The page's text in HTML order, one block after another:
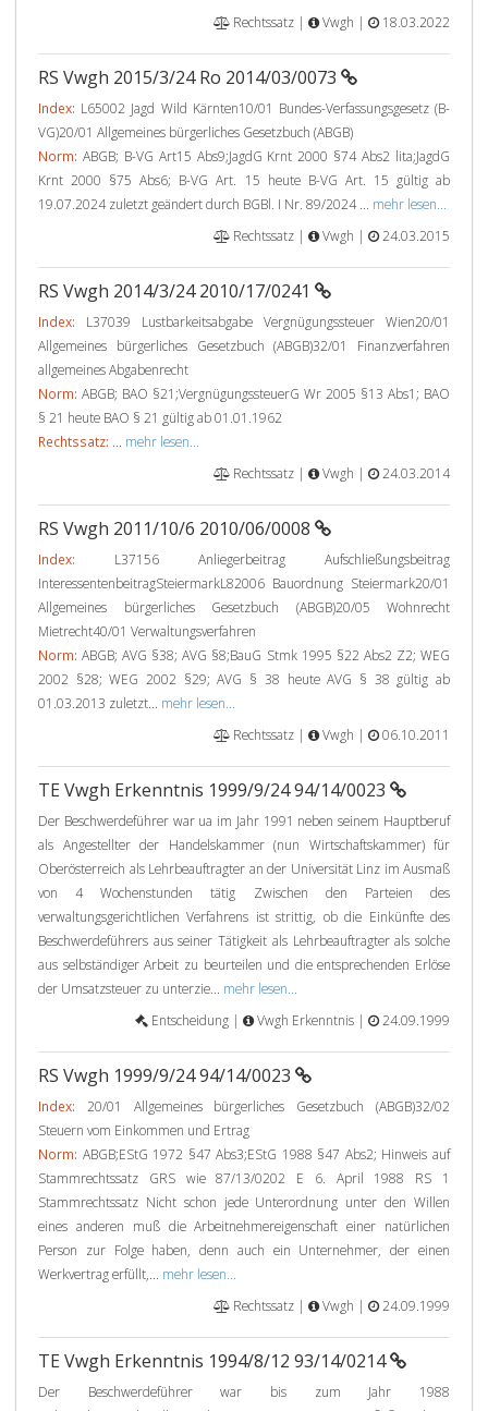
Rechtssatz |
Vwgh | 18.03.2022
RS Vwgh 2015/3/24 Ro 2014/03/0073
Index: L65002 Jagd Wild Kärnten10/01 Bundes-Verfassungsgesetz (B-
VG)20/01 Allgemeines bürgerliches Gesetzbuch (ABGB)
Norm: ABGB; B-VG Art15 Abs9;JagdG Krnt 2000 §74 Abs2 lita;JagdG
Krnt 2000 §75 Abs6; B-VG Art. 15 heute B-VG Art. 15 gültig ab
19.07.2024 zuletzt geändert durch BGBl. I Nr. 89/2024 ... mehr lesen...
Rechtssatz |
Vwgh | 24.03.2015
RS Vwgh 2014/3/24 2010/17/0241
Index: L37039 Lustbarkeitsabgabe Vergnügungssteuer Wien20/01
Allgemeines bürgerliches Gesetzbuch (ABGB)32/01 Finanzverfahren
allgemeines Abgabenrecht
Norm: ABGB; BAO §21;VergnügungssteuerG Wr 2005 §13 Abs1; BAO
§ 21 heute BAO § 21 gültig ab 01.01.1962
Rechtssatz:
mehr lesen...
Rechtssatz |
Vwgh | 24.03.2014
RS Vwgh 2011/10/6 2010/06/0008
Index: L37156 Anliegerbeitrag Aufschließungsbeitrag
InteressentenbeitragSteiermarkL82006 Bauordnung Steiermark20/01
Allgemeines bürgerliches Gesetzbuch (ABGB)20/05 Wohnrecht
Mietrecht40/01 Verwaltungsverfahren
Norm: ABGB; AVG §38; AVG §8;BauG Stmk 1995 §22 Abs2 Z2; WEG
2002 §28; WEG 2002 §29; AVG § 38 heute AVG § 38 gültig ab
01.03.2013 zuletzt... mehr lesen...
Rechtssatz |
Vwgh | 06.10.2011
TE Vwgh Erkenntnis 1999/9/24 94/14/0023
Der Beschwerdeführer war ua im Jahr 1991 neben seinem Hauptberuf
als Angestellter der Handelskammer (nun Wirtschaftskammer) für
Oberösterreich als Lehrbeauftragter an der Universität Linz im Ausmaß
von 4 Wochenstunden tätig Zwischen den Parteien des
verwaltungsgerichtlichen Verfahrens ist strittig, ob die Einkünfte des
Beschwerdeführers aus seiner Tätigkeit als Lehrbeauftragter als solche
aus selbständiger Arbeit zu beurteilen und die entsprechenden Erlöse
der Umsatzsteuer zu unterzie... mehr lesen...
Entscheidung |
Vwgh Erkenntnis | 24.09.1999
RS Vwgh 1999/9/24 94/14/0023
Index: 20/01 Allgemeines bürgerliches Gesetzbuch (ABGB)32/02
Steuern vom Einkommen und Ertrag
Norm: ABGB;EStG 1972 §47 Abs3;EStG 1988 §47 Abs2; Hinweis auf
Stammrechtssatz GRS wie 87/13/0202 E 6. April 1988 RS 1
Stammrechtssatz Nicht schon jede Unterordnung unter den Willen
eines anderen muß die Arbeitnehmereigenschaft einer natürlichen
Person zur Folge haben, denn auch ein Unternehmer, der einen
Werkvertrag erfüllt,... mehr lesen...
Rechtssatz |
Vwgh | 24.09.1999
TE Vwgh Erkenntnis 1994/8/12 93/14/0214
Der Beschwerdeführer war bis zum Jahr 1988